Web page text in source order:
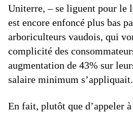
Uniterre, – se liguent pour le
est encore enfoncé plus bas
arboriculteurs vaudois, qui
complicité des
augmentation de 43% sur
salaire minimum s’appliquait.
En fait, plutôt que d’appeler